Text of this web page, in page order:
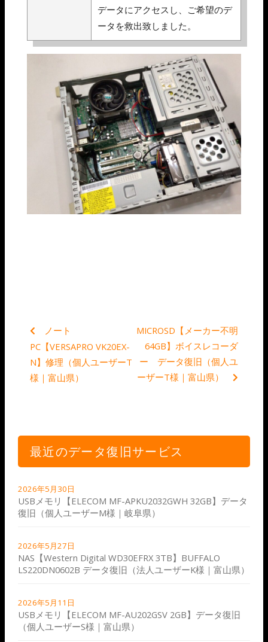
データにアクセスし、ご希望のデ
ータを救出致しました。
ノート
PC【VERSAPRO VK20EX-
N】修理（個人ユーザーT
様｜富山県）
MICROSD【メーカー不明
64GB】ボイスレコーダ
ー データ復旧（個人ユ
ーザーT様｜富山県）
最近のデータ復旧サービス
2026年5月30日
USBメモリ【ELECOM MF-APKU2032GWH 32GB】データ
復旧（個人ユーザーM様｜岐阜県）
2026年5月27日
NAS【Western Digital WD30EFRX 3TB】BUFFALO
LS220DN0602B データ復旧（法人ユーザーK様｜富山県）
2026年5月11日
USBメモリ【ELECOM MF-AU202GSV 2GB】データ復旧
（個人ユーザーS様｜富山県）